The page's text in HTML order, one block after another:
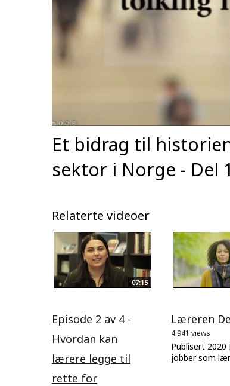
Et bidrag til
sektor i Norge - Del 1
Relaterte videoer
07:15
Episode 2 av 4 -
Hvordan kan
lærere legge til
rette for
Læreren
4.941 views
Publisert 2020
jobber som